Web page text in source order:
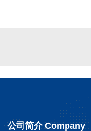
公司简介 Company